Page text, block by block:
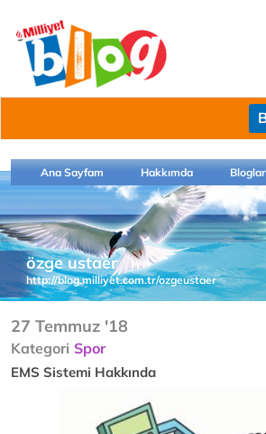
Ana Sayfam Hakkımda
özge ustaer
http://blog.milliyet.com.tr/ozgeustaer
27 Temmuz '18
Kategori Spor
EMS Sistemi Hakkında